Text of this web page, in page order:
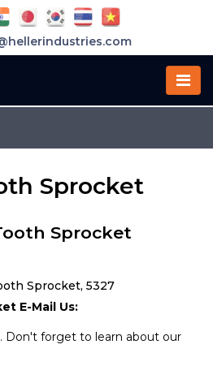
Sprocket
Sprocket
Sprocket, 5327
E-Mail Us:
Don't forget to learn about our